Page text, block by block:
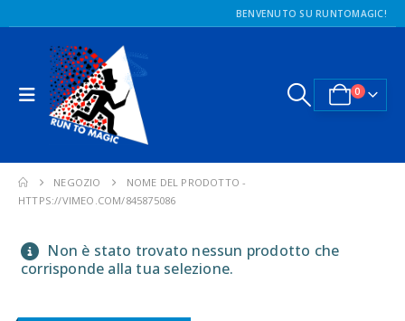
BENVENUTO SU RUNTOMAGIC!
0
NEGOZIO
NOME DEL PRODOTTO -
HTTPS://VIMEO.COM/845875086
Non è stato trovato nessun prodotto che
corrisponde alla tua selezione.